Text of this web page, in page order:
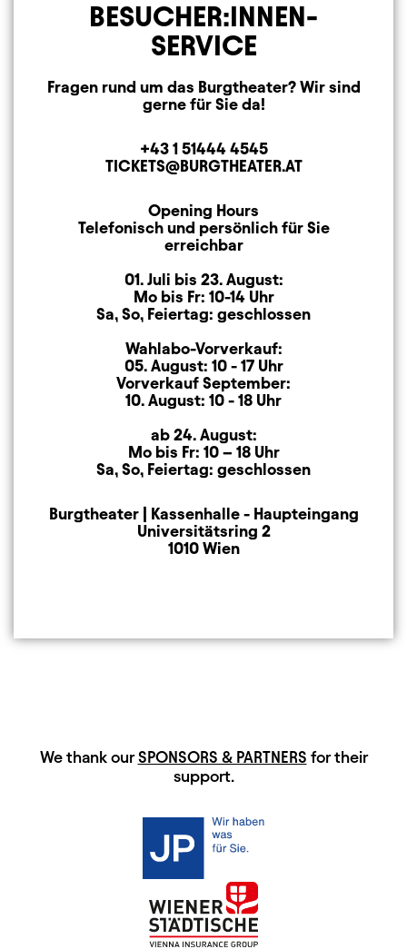
BESUCHER:INNEN-
SERVICE
Fragen rund um das Burgtheater? Wir sind
gerne für Sie da!
Telephone
+43 1 51444 4545
E-MAIL ADDRESS
TICKETS@BURGTHEATER.AT
Opening Hours
Opening Hours
Telefonisch und persönlich für Sie
erreichbar
01. Juli bis 23. August:
Mo bis Fr: 10-14 Uhr
Sa, So, Feiertag: geschlossen
Wahlabo-Vorverkauf:
05. August: 10 - 17 Uhr
Vorverkauf September:
10. August: 10 - 18 Uhr
ab 24. August:
Mo bis Fr: 10 – 18 Uhr
Sa, So, Feiertag: geschlossen
Mailing Address
Burgtheater | Kassenhalle - Haupteingang
Universitätsring 2
1010 Wien
HAUPTSPONSOREN
We thank ourSPONSORS & PARTNERS for their
support.